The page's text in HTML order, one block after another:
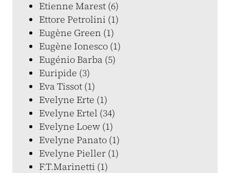
Etienne Marest (6)
Ettore Petrolini (1)
Eugène Green (1)
Eugène Ionesco (1)
Eugénio Barba (5)
Euripide (3)
Eva Tissot (1)
Evelyne Erte (1)
Evelyne Ertel (34)
Evelyne Loew (1)
Evelyne Panato (1)
Evelyne Pieller (1)
F.T.Marinetti (1)